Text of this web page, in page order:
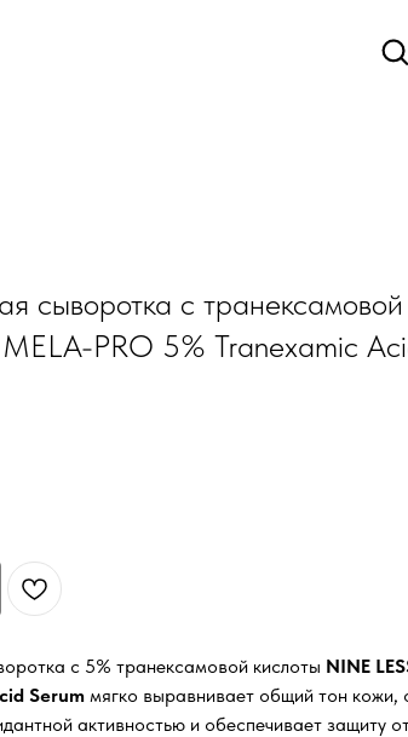
сыворотка с транексамовой
PRO 5% Tranexamic
с 5% транексамовой кислоты NINE
Serum мягко выравнивает общий тон кожи,
активностью и обеспечивает защиту